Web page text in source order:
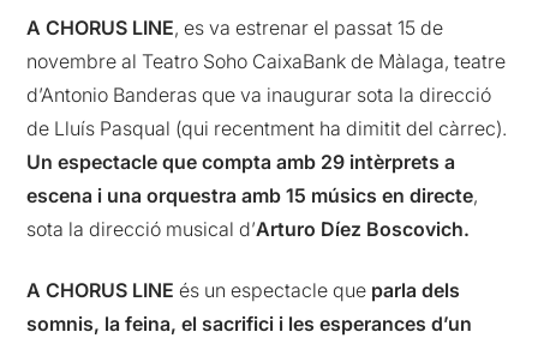
A CHORUS LINE, es va estrenar el passat 15 de
novembre al Teatro Soho CaixaBank de Màlaga, teatre
d’Antonio Banderas que va inaugurar sota la direcció
de Lluís Pasqual (qui recentment ha dimitit del càrrec).
Un espectacle que compta amb 29 intèrprets a
escena i una orquestra amb 15 músics en directe,
sota la direcció musical d’Arturo Díez Boscovich.
A CHORUS LINE és un espectacle que parla dels
somnis, la feina, el sacrifici i les esperances d’un